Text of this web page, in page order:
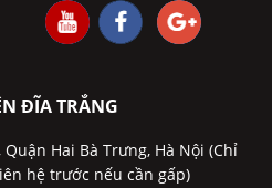
ĐĨA TRẮNG
Quận Hai Bà Trưng, Hà Nội (Chỉ
hệ trước nếu cần gấp)